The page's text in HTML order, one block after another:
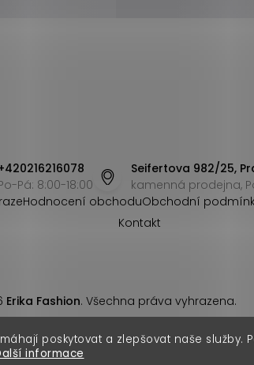
poskytovat a zlepšovat naše služby.
informace
Pá: 8:00-18:00
Seifertova 982/25,
kamenná prodejna,
Hodnocení obchoduObchodní
Kontakt
Erika Fashion. Všechna práva vyhrazena.